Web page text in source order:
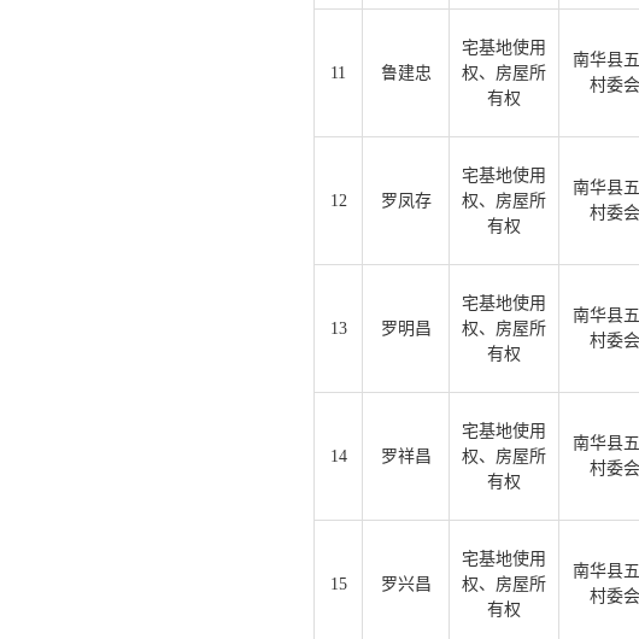
11 鲁建忠
宅基地使用
权、房屋所
有权
南华县
村委
12 罗凤存
宅基地使用
权、房屋所
有权
南华县
村委
13 罗明昌
宅基地使用
权、房屋所
有权
南华县
村委
14 罗祥昌
宅基地使用
权、房屋所
有权
南华县
村委
15 罗兴昌
宅基地使用
权、房屋所
有权
南华县
村委